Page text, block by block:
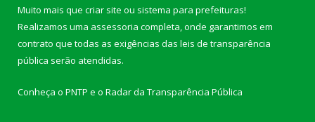
Muito mais que criar site ou sistema para prefeituras!
Realizamos uma assessoria completa, onde garantimos em
contrato que todas as exigências das leis de transparência
pública serão atendidas.
Conheça o PNTP e o Radar da Transparência Pública